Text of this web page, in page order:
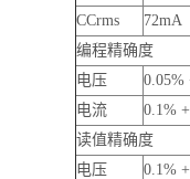
CCrms
72mA
编程精确度
电压
0.05%
电流
0.1%
读值精确度
电压
0.1%